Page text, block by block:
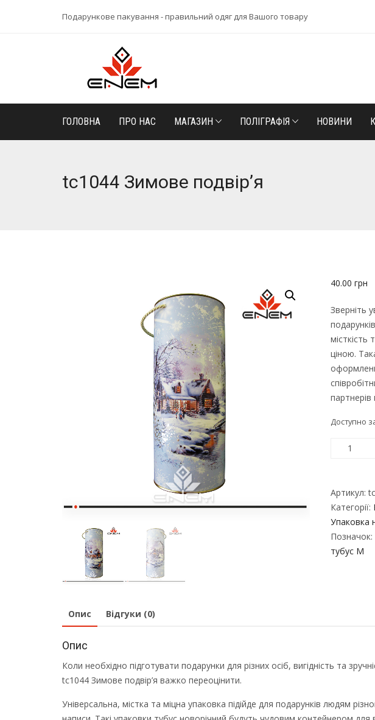
Подарункове пакування - правильний одяг для Вашого товару
ГОЛОВНА ПРО НАС МАГАЗИН ПОЛІГРАФІЯ НОВИНИ
tc1044 Зимове подвір’я
40.00 грн
Зверніть
місткість
ціною.
партнерів
Доступно
Артикул:
Категорії:
Упаковка
Позначок:
тубус M
Опис Відгуки (0)
Опис
Коли необхідно підготувати подарунки для різних осіб, вигідність та
tc1044 Зимове подвір’я важко переоцінити.
Універсальна, містка та міцна упаковка підійде для подарунків людям